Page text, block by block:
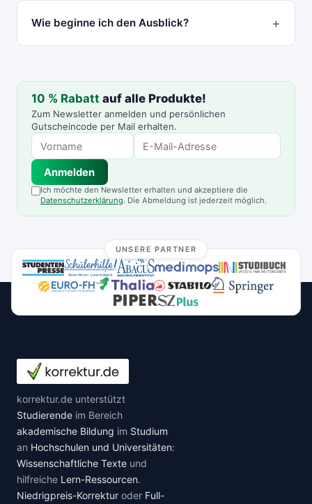
Wie beginne ich den Ausblick?
10 % Rabatt auf alle Produkte!
Zum Newsletter anmelden und persönlichen
Gutscheincode per Mail erhalten.
Anmelden
Ich möchte den Newsletter erhalten und akzeptiere die
Datenschutzerklärung. Die Abmeldung ist jederzeit möglich.
UNSERE PARTNER
korrektur.de unterstützt
Studierende im Bereich
akademische Bildung im Studium
an Hochschulen und Universitäten:
Wissenschaftliche Texte und
hilfreiche Lern-Ressourcen.
Niedrigpreis-Korrektur oder Full-